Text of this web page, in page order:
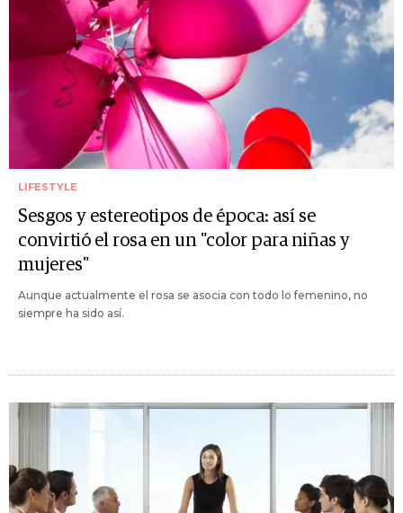
LIFESTYLE
Sesgos y estereotipos de época: así se
convirtió el rosa en un "color para niñas y
mujeres"
Aunque actualmente el rosa se asocia con todo lo femenino, no
siempre ha sido así.